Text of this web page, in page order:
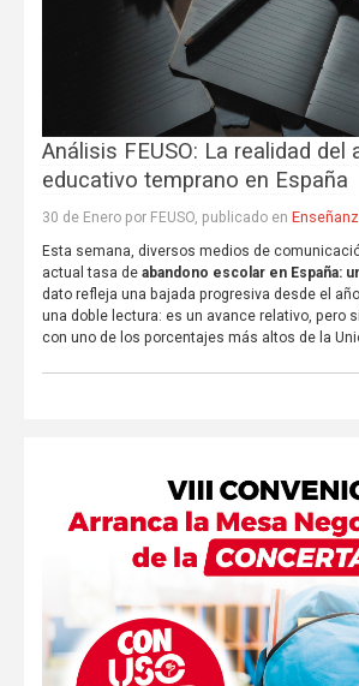
Análisis FEUSO: La realidad del
educativo temprano en España
30 de Enero por FEUSO, publicado en
Esta semana, diversos medios de
actual tasa de abandono escolar en España:
dato refleja una bajada progresiva desde el
una doble lectura: es un avance relativo, pero
con uno de los porcentajes más altos de la